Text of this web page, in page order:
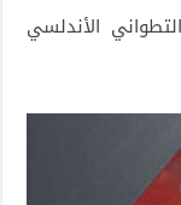
الأندلسي